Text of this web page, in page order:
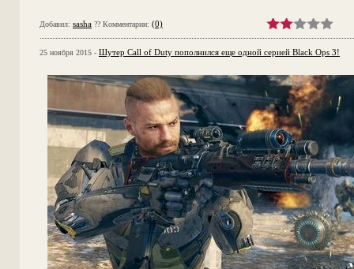
Добавил: sasha ?? Комментарии: (0)
25 ноября 2015 - Шутер Call of Duty пополнился еще одной серией Black Ops 3!